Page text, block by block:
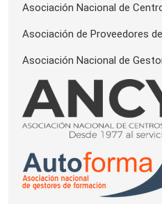
Asociación Nacional de
Asociación de Proveedores
Asociación Nacional de